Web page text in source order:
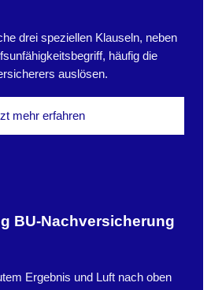
drei speziellen Klauseln, neben
häufig die
auslösen.
mehr erfahren
BU-Nachversicherung
Ergebnis und Luft nach oben